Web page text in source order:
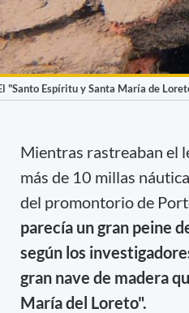
"Santo Espíritu y Santa María de
Mientras rastreaban el
más de 10 millas
del promontorio de
parecía un gran peine
según los
gran nave de madera
María del Loreto".